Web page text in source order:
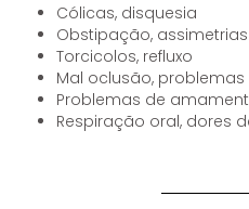
Cólicas, disquesia
Obstipação,
Torcicolos, refluxo
Mal oclusão,
Problemas de
Respiração oral, dores